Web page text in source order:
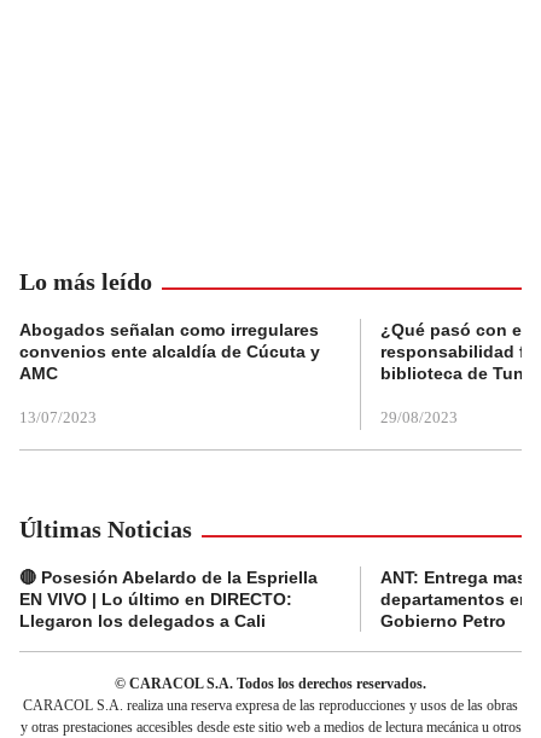
Lo más leído
Abogados señalan como irregulares
convenios ente alcaldía de Cúcuta y
AMC
13/07/2023
¿Qué pasó con el
responsabilidad
biblioteca de
29/08/2023
Últimas Noticias
🔴 Posesión Abelardo de la Espriella
EN VIVO | Lo último en DIRECTO:
Llegaron los delegados a Cali
ANT: Entrega
departamentos en
Gobierno Petro
© CARACOL S.A. Todos los derechos reservados.
CARACOL S.A. realiza una reserva expresa de las reproducciones y usos de las obras
y otras prestaciones accesibles desde este sitio web a medios de lectura mecánica u otros